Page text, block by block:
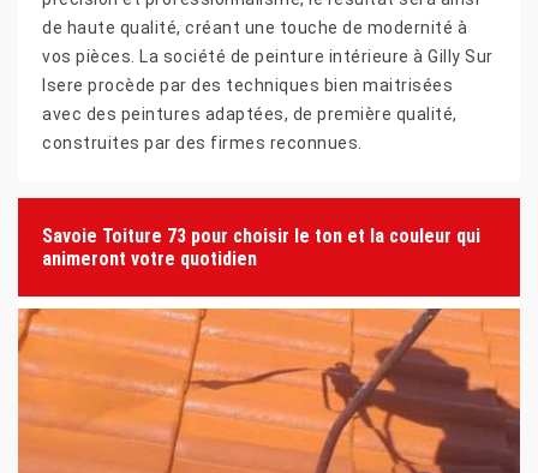
de haute qualité, créant une touche de modernité à
vos pièces. La société de peinture intérieure à Gilly Sur
Isere procède par des techniques bien maitrisées
avec des peintures adaptées, de première qualité,
construites par des firmes reconnues.
Savoie Toiture 73 pour choisir le ton et la couleur qui
animeront votre quotidien